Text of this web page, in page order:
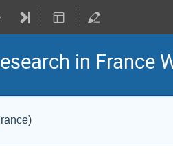
in France